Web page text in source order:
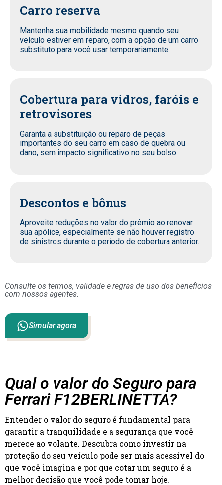
Carro reserva
Mantenha sua mobilidade mesmo quando seu
veículo estiver em reparo, com a opção de um carro
substituto para você usar temporariamente.
Cobertura para vidros, faróis e
retrovisores
Garanta a substituição ou reparo de peças
importantes do seu carro em caso de quebra ou
dano, sem impacto significativo no seu bolso.
Descontos e bônus
Aproveite reduções no valor do prêmio ao renovar
sua apólice, especialmente se não houver registro
de sinistros durante o período de cobertura anterior.
Consulte os termos, validade e regras de uso dos benefícios
com nossos agentes.
Simular agora
Qual o valor do Seguro para
Ferrari F12BERLINETTA?
Entender o valor do seguro é fundamental para
garantir a tranquilidade e a segurança que você
merece ao volante. Descubra como investir na
proteção do seu veículo pode ser mais acessível do
que você imagina e por que cotar um seguro é a
melhor decisão que você pode tomar hoje.